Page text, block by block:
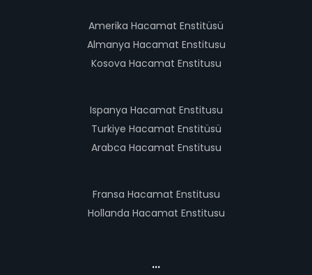
Amerika Hacamat Enstitüsü
Almanya Hacamat Enstitusu
Kosova Hacamat Enstitusu
Ispanya Hacamat Enstitusu
Turkiye Hacamat Enstitüsü
Arabca Hacamat Enstitusu
Fransa Hacamat Enstitusu
Hollanda Hacamat Enstitusu
...